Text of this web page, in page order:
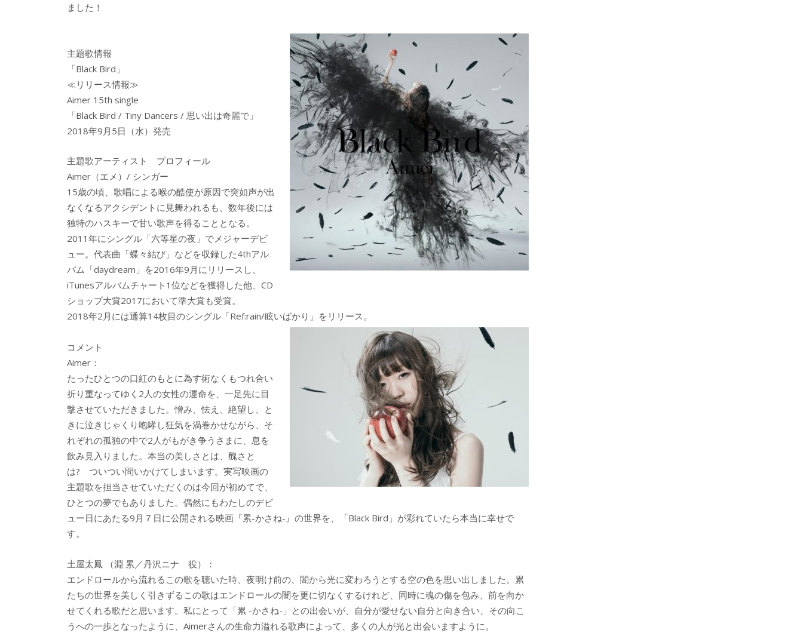
ました！
主題歌情報
「Black Bird」
≪リリース情報≫
Aimer 15th single
「Black Bird / Tiny Dancers / 思い出は奇麗で」
2018年9月5日（水）発売
主題歌アーティスト プロフィール
Aimer（エメ）/ シンガー
15歳の頃、歌唱による喉の酷使が原因で突如声が出
なくなるアクシデントに見舞われるも、数年後には
独特のハスキーで甘い歌声を得ることとなる。
2011年にシングル「六等星の夜」でメジャーデビ
ュー。代表曲「蝶々結び」などを収録した4thアル
バム「daydream」を2016年9月にリリースし、
iTunesアルバムチャート1位などを獲得した他、CD
ショップ大賞2017において準大賞も受賞。
2018年2月には通算14枚目のシングル「Ref:rain/眩いばかり」をリリース。
コメント
Aimer：
たったひとつの口紅のもとに為す術なくもつれ合い
折り重なってゆく2人の女性の運命を、一足先に目
撃させていただきました。憎み、怯え、絶望し、と
きに泣きじゃくり咆哮し狂気を渦巻かせながら、そ
れぞれの孤独の中で2人がもがき争うさまに、息を
飲み見入りました。本当の美しさとは、醜さと
は? ついつい問いかけてしまいます。実写映画の
主題歌を担当させていただくのは今回が初めてで、
ひとつの夢でもありました。偶然にもわたしのデビ
ュー日にあたる9月７日に公開される映画『累-かさね-』の世界を、「Black Bird」が彩れていたら本当に幸せで
す。
土屋太鳳 （淵 累／丹沢ニナ 役）：
エンドロールから流れるこの歌を聴いた時、夜明け前の、闇から光に変わろうとする空の色を思い出しました。累
たちの世界を美しく引きずるこの歌はエンドロールの闇を更に切なくするけれど、同時に魂の傷を包み、前を向か
せてくれる歌だと思います。私にとって「累 -かさね-」との出会いが、自分が愛せない自分と向き合い、その向こ
うへの一歩となったように、Aimerさんの生命力溢れる歌声によって、多くの人が光と出会いますように。